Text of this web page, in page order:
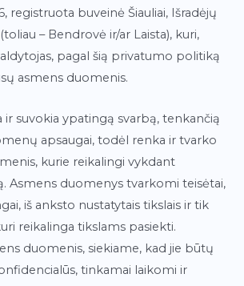
registruota buveinė Šiauliai, Išradėjų
(toliau – Bendrovė ir/ar Laista), kuri,
pagal šią privatumo politiką
asmens duomenis.
suvokia ypatingą svarbą, tenkančią
apsaugai, todėl renka ir tvarko
kurie reikalingi vykdant
Asmens duomenys tvarkomi teisėtai,
iš anksto nustatytais tikslais ir tik
reikalinga tikslams pasiekti.
duomenis, siekiame, kad jie būtų
tinkamai laikomi ir